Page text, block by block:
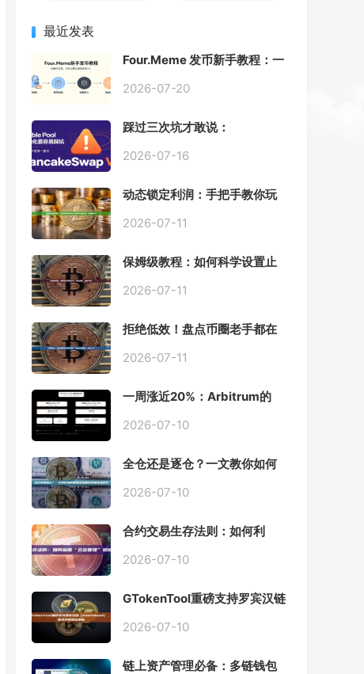
最近发表
Four.Meme 发币新手教程：一
动踩坑
2026-07-20
踩过三次坑才敢说：
Pool 最容易翻车的不是手续
2026-07-16
动态锁定利润：手把手教你玩
2026-07-11
保姆级教程：如何科学设置止
2026-07-11
拒绝低效！盘点币圈老手都在
具
2026-07-11
一周涨近20%：Arbitrum的
Chain一夜盘活
2026-07-10
全仓还是逐仓？一文教你如何
2026-07-10
合约交易生存法则：如何利
2026-07-10
GTokenTool重磅支持罗宾汉链
程全解析
2026-07-10
链上资产管理必备：多链钱包